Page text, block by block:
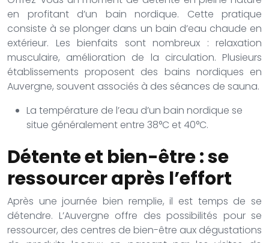
en profitant d’un bain nordique. Cette pratique
consiste à se plonger dans un bain d’eau chaude en
extérieur. Les bienfaits sont nombreux : relaxation
musculaire, amélioration de la circulation. Plusieurs
établissements proposent des bains nordiques en
Auvergne, souvent associés à des séances de sauna.
La température de l’eau d’un bain nordique se
situe généralement entre 38°C et 40°C.
Détente et bien-être : se
ressourcer après l’effort
Après une journée bien remplie, il est temps de se
détendre. L’Auvergne offre des possibilités pour se
ressourcer, des centres de bien-être aux dégustations